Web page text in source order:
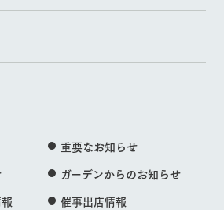
重要なお知らせ
ガーデンからのお知らせ
催事出店情報